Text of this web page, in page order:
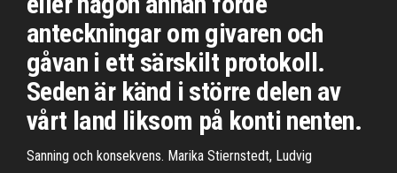
anteckningar om givaren och
gåvan i ett särskilt protokoll.
Seden är känd i större delen av
vårt land liksom på konti­ nenten.
Sanning och konsekvens. Marika Stiernstedt, Ludvig